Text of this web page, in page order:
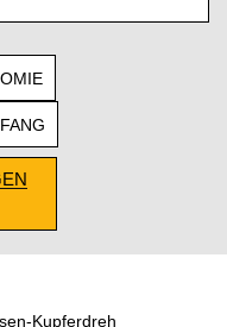
Kupferdreh